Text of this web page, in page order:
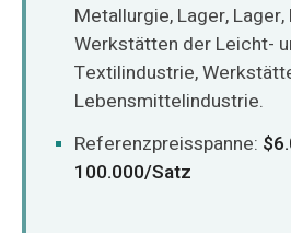
Metallurgie, Lager,
Werkstätten der Leicht-
Textilindustrie,
Lebensmittelindustrie.
Referenzpreisspanne:
100.000/Satz